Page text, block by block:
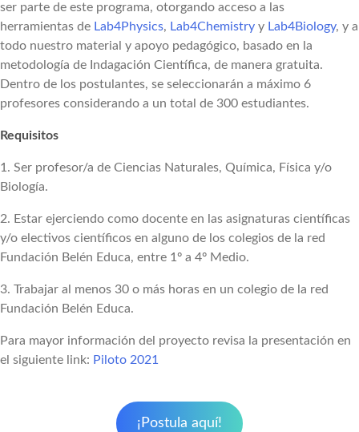
ser parte de este programa, otorgando acceso a las
herramientas de Lab4Physics, Lab4Chemistry y Lab4Biology, y a
todo nuestro material y apoyo pedagógico, basado en la
metodología de Indagación Científica, de manera gratuita.
Dentro de los postulantes, se seleccionarán a máximo 6
profesores considerando a un total de 300 estudiantes.
Requisitos
1. Ser profesor/a de Ciencias Naturales, Química, Física y/o
Biología.
2. Estar ejerciendo como docente en las asignaturas científicas
y/o electivos científicos en alguno de los colegios de la red
Fundación Belén Educa, entre 1º a 4º Medio.
3. Trabajar al menos 30 o más horas en un colegio de la red
Fundación Belén Educa.
Para mayor información del proyecto revisa la presentación en
el siguiente link: Piloto 2021
¡Postula aquí!